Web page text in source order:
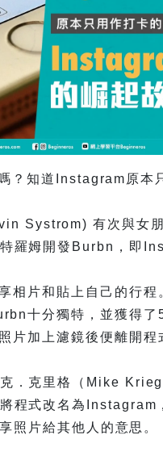
？知道Instagram原本
Systrom) 有次與女
羅姆開發Burbn，即
相片和貼上自己的行程
十分獨特，並獲得了
片加上濾鏡後便離開程
．克里格（Mike
程式改名為
照片給其他人的意思。